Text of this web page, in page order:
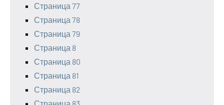
Страница 77
Страница 78
Страница 79
Страница 8
Страница 80
Страница 81
Страница 82